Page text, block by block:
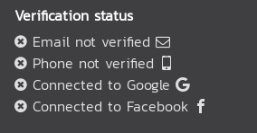
Verification status
Email not verified
Phone not verified
Connected to Google
Connected to Facebook